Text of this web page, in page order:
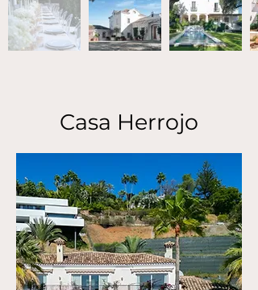
Casa Herrojo